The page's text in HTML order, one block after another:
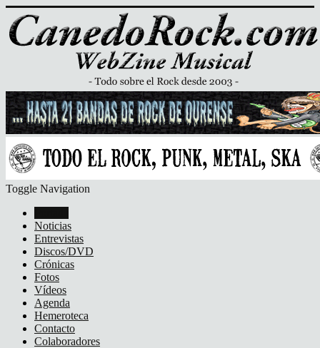
Toggle Navigation
Noticias
Entrevistas
Discos/DVD
Crónicas
Fotos
Vídeos
Agenda
Hemeroteca
Contacto
Colaboradores